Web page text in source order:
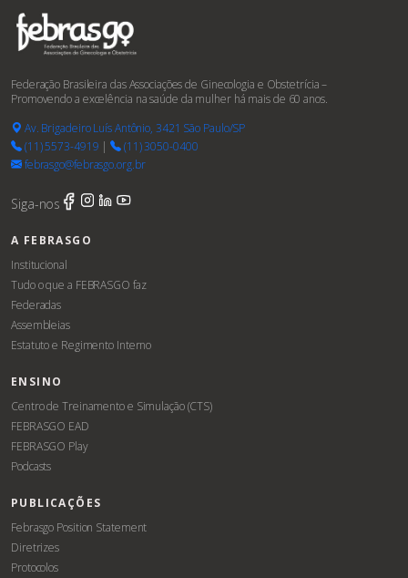
Federação Brasileira das Associações de Ginecologia e Obstetrícia –
Promovendo a excelência na saúde da mulher há mais de 60 anos.
Av. Brigadeiro Luís Antônio, 3421 São Paulo/SP
(11) 5573-4919 |
(11) 3050-0400
febrasgo@febrasgo.org.br
Siga-nos
A FEBRASGO
Institucional
Tudo o que a FEBRASGO faz
Federadas
Assembleias
Estatuto e Regimento Interno
ENSINO
Centro de Treinamento e Simulação (CTS)
FEBRASGO EAD
FEBRASGO Play
Podcasts
PUBLICAÇÕES
Febrasgo Position Statement
Diretrizes
Protocolos